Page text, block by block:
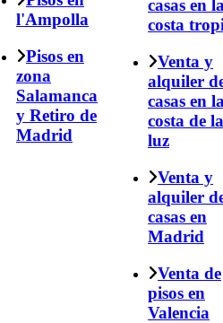
l'Ampolla
Pisos en
zona
Salamanca
y Retiro de
Madrid
casas en
costa
Venta y
alquiler
casas en
costa de la
luz
Venta y
alquiler
casas en
Madrid
Venta de
pisos en
Valencia